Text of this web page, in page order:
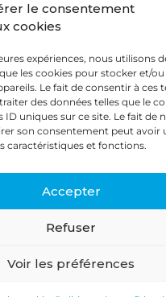
le consentement
cookies
expériences, nous utilisons
les cookies pour stocker et/
Le fait de consentir à ces
des données telles que le
ID uniques sur ce site. Le fait de
son consentement peut avoir
caractéristiques et fonctions.
Accepter
Refuser
Voir les préférences
DezaMouv+
Fallavier